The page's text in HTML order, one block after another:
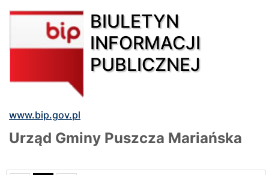
BIULETYN
INFORMACJI
PUBLICZNEJ
www.bip.gov.pl
Urząd Gminy Puszcza Mariańska